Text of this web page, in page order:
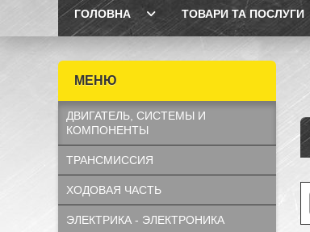
ГОЛОВНА ТОВАРИ ТА ПОСЛУГИ
ДВИГАТЕЛЬ, СИСТЕМЫ И
КОМПОНЕНТЫ
ТРАНСМИССИЯ
ХОДОВАЯ ЧАСТЬ
ЭЛЕКТРИКА - ЭЛЕКТРОНИКА